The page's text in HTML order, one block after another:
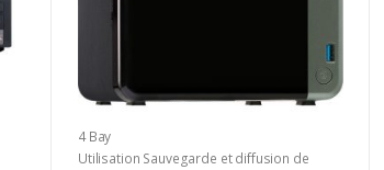
4 Bay
Utilisation Sauvegarde et diffusion de